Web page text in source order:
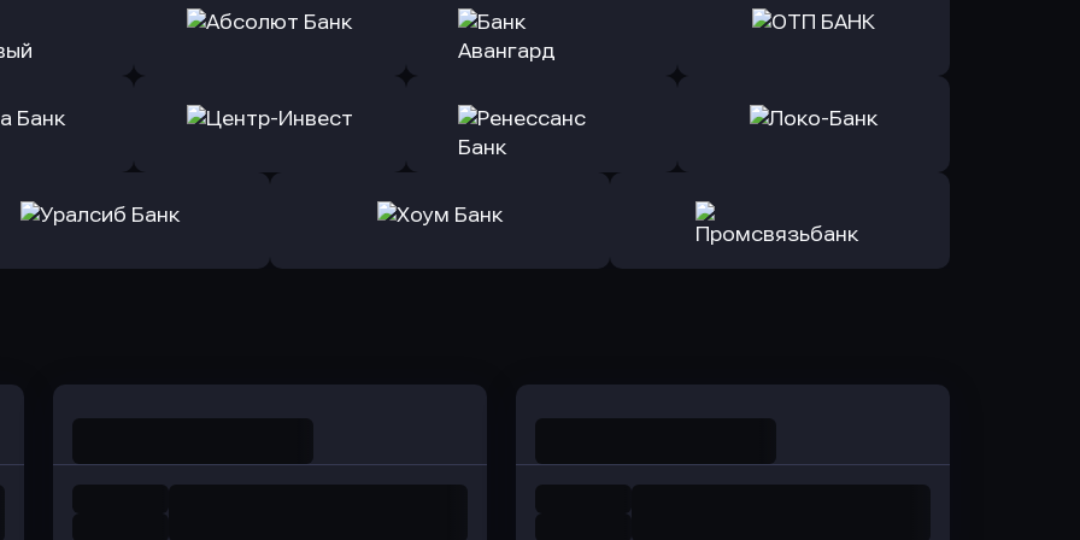
заявку
Банк
Оправить заявку
Оправить заявку
в Райффайзен Банк
Оправить заявку
заявку
Оправить заявку
Оправить заявку
в Банк Авангард
Оправить заявку
заявку
Оправить заявку
в Локо-Банк